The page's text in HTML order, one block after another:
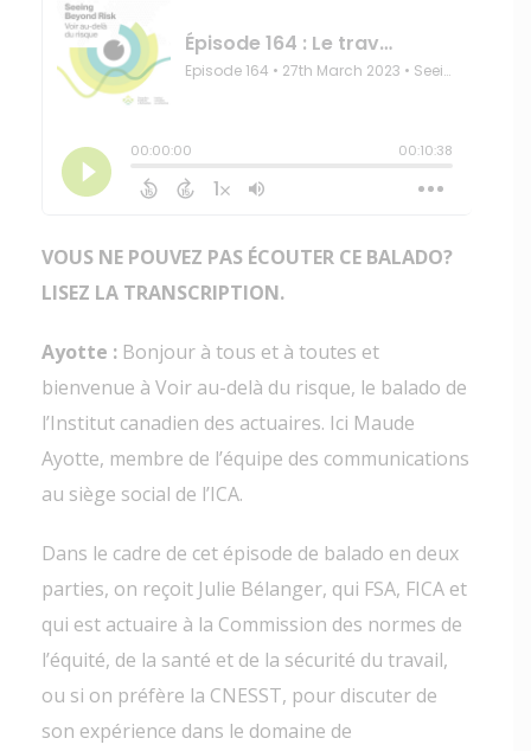
VOUS NE POUVEZ PAS ÉCOUTER CE BALADO?
LISEZ LA TRANSCRIPTION.
Ayotte : Bonjour à tous et à toutes et
bienvenue à Voir au-delà du risque, le balado de
l’Institut canadien des actuaires. Ici Maude
Ayotte, membre de l’équipe des communications
au siège social de l’ICA.
Dans le cadre de cet épisode de balado en deux
parties, on reçoit Julie Bélanger, qui FSA, FICA et
qui est actuaire à la Commission des normes de
l’équité, de la santé et de la sécurité du travail,
ou si on préfère la CNESST, pour discuter de
son expérience dans le domaine de